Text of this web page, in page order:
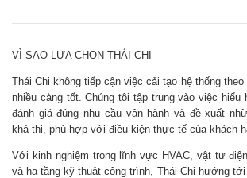
VÌ SAO LỰA CHỌN THÁI CHI
Thái Chi không tiếp cận việc cải tạo hệ thống
nhiều càng tốt. Chúng tôi tập trung vào việc hiểu
đánh giá đúng nhu cầu vận hành và đề xuất
khả thi, phù hợp với điều kiện thực tế của khách
Với kinh nghiệm trong lĩnh vực HVAC, vật tư
và hạ tầng kỹ thuật công trình, Thái Chi hướng